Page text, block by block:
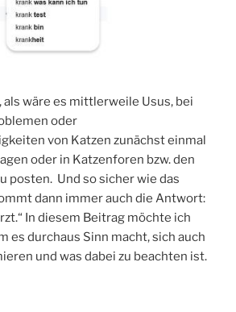
als wäre es mittlerweile Usus, bei
oder
von Katzen zunächst einmal
oder in Katzenforen bzw. den
posten. Und so sicher wie das
dann immer auch die Antwort:
In diesem Beitrag möchte ich
es durchaus Sinn macht, sich auch
und was dabei zu beachten ist.